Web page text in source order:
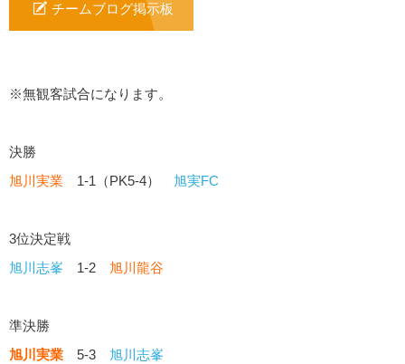
チームブログ掲示板
※無観客試合になります。
決勝
旭川実業 1-1（PK5-4） 旭実FC
3位決定戦
旭川志峯 1-2 旭川龍谷
準決勝
旭川実業 5-3 旭川志峯